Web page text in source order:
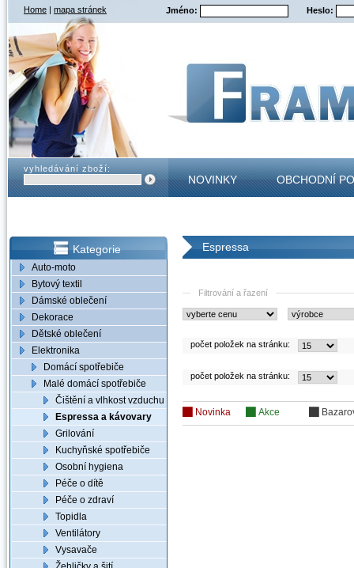
Home | mapa stránek Jméno: Heslo:
vyhledávání zboží:
NOVINKY OBCHODNÍ
Kategorie
Auto-moto
Bytový textil
Dámské oblečení
Dekorace
Dětské oblečení
Elektronika
Domácí spotřebiče
Malé domácí spotřebiče
Čištění a vlhkost vzduchu
Espressa a kávovary
Grilování
Kuchyňské spotřebiče
Osobní hygiena
Péče o dítě
Péče o zdraví
Topidla
Ventilátory
Vysavače
Espressa
Filtrování a řazení
počet položek na stránku:
počet položek na stránku:
Novinka Akce